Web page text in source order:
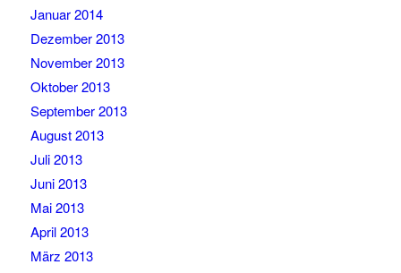
Januar 2014
Dezember 2013
November 2013
Oktober 2013
September 2013
August 2013
Juli 2013
Juni 2013
Mai 2013
April 2013
März 2013